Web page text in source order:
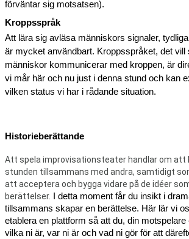
förväntar sig motsatsen).
Kroppsspråk
Att lära sig avläsa människors signaler,
är mycket användbart. Kroppsspråket, det vill
människor kommunicerar med kroppen, är
vi mår här och nu just i denna stund och kan
vilken status vi har i rådande situation.
Historieberättande
Att spela improvisationsteater handlar om att
stunden tillsammans med andra, samtidigt
att acceptera och bygga vidare på de idéer
berättelser.
I detta moment får du insikt i
tillsammans skapar en berättelse. Här lär vi
etablera en plattform så att du, din
vilka ni är, var ni är och vad ni gör för att